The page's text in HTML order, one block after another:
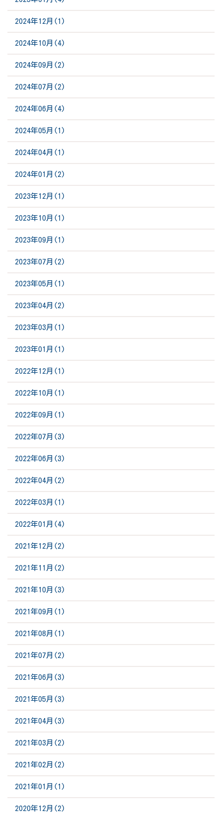
2024年12月(1)
2024年10月(4)
2024年09月(2)
2024年07月(2)
2024年06月(4)
2024年05月(1)
2024年04月(1)
2024年01月(2)
2023年12月(1)
2023年10月(1)
2023年09月(1)
2023年07月(2)
2023年05月(1)
2023年04月(2)
2023年03月(1)
2023年01月(1)
2022年12月(1)
2022年10月(1)
2022年09月(1)
2022年07月(3)
2022年06月(3)
2022年04月(2)
2022年03月(1)
2022年01月(4)
2021年12月(2)
2021年11月(2)
2021年10月(3)
2021年09月(1)
2021年08月(1)
2021年07月(2)
2021年06月(3)
2021年05月(3)
2021年04月(3)
2021年03月(2)
2021年02月(2)
2021年01月(1)
2020年12月(2)